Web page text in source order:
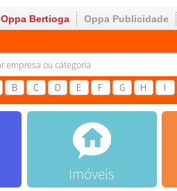
Oppa Bertioga Oppa Publicidade
B C D E F G H I
Imóveis